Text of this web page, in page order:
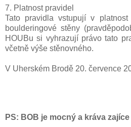
7. Platnost pravidel
Tato pravidla vstupují v
boulderingové stěny
HOUBu si vyhrazují právo tato
včetně výše stěnovného.
V Uherském Brodě 20. července
PS: BOB je mocný a kráva